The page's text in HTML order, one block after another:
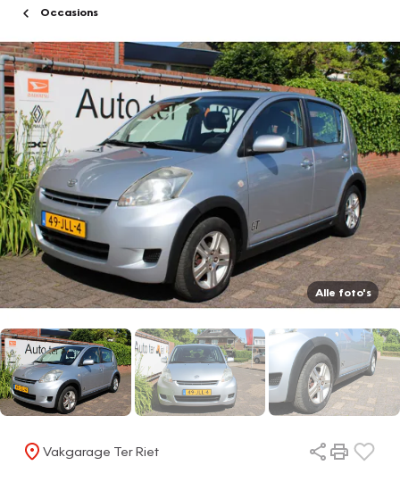
Occasions
Alle foto's
Vakgarage Ter Riet